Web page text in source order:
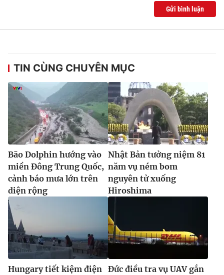
Gửi bình luận
TIN CÙNG CHUYÊN MỤC
Bão Dolphin hướng vào
miền Đông Trung Quốc,
cảnh báo mưa lớn trên
diện rộng
Nhật Bản tưởng niệm 81
năm vụ ném bom
nguyên tử xuống
Hiroshima
Hungary tiết kiệm điện Đức điều tra vụ UAV gắn